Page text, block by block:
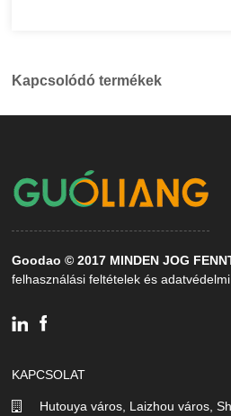
Kapcsolódó termékek
Goodao © 2017 MINDEN JOG
felhasználási feltételek és
KAPCSOLAT
Hutouya város, Laizhou város,